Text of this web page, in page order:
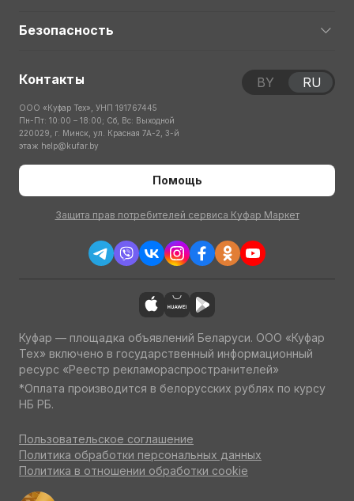
Безопасность
Контакты
ООО «Куфар Тех», УНП 191767445
Пн-Пт: 10:00 – 18:00; Сб, Вс: Выходной
220029, г. Минск, ул. Красная 7А-2, 3-й
этаж help@kufar.by
Помощь
Защита прав потребителей сервиса Куфар Маркет
BY RU
Куфар — площадка объявлений Беларуси. ООО «Куфар
Тех» включено в государственный информационный
ресурс «Реестр рекламораспространителей»
*Оплата производится в белорусских рублях по курсу
НБ РБ.
Пользовательское соглашение
Политика обработки персональных данных
Политика в отношении обработки cookie